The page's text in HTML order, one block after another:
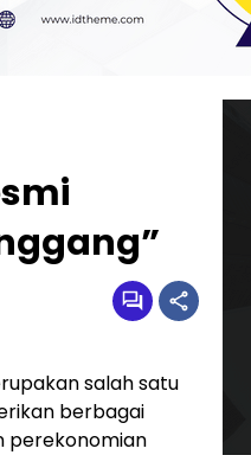
salah satu
berbagai
perekonomian